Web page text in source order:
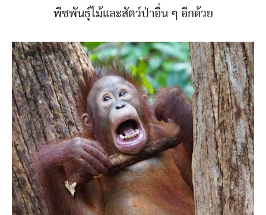
พืชพันธุ์ไม้และสัตว์ป่าอื่น ๆ อีกด้วย